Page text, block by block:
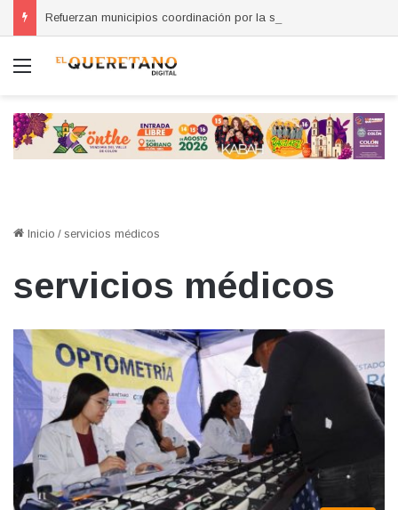
Menú
Inicio / servicios médicos
servicios médicos